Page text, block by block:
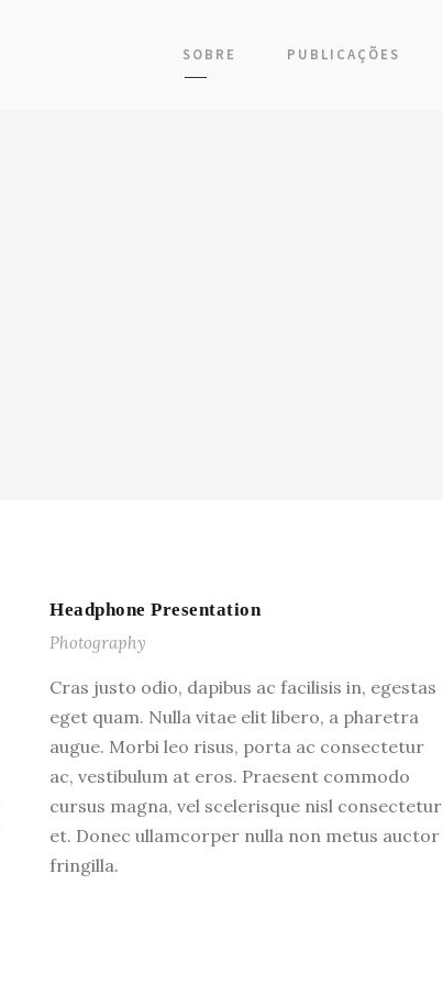
SOBRE PUBLICAÇÕES
Headphone Presentation
Photography
Cras justo odio, dapibus ac facilisis in, egestas
eget quam. Nulla vitae elit libero, a pharetra
augue. Morbi leo risus, porta ac consectetur
ac, vestibulum at eros. Praesent commodo
cursus magna, vel scelerisque nisl consectetur
et. Donec ullamcorper nulla non metus auctor
fringilla.